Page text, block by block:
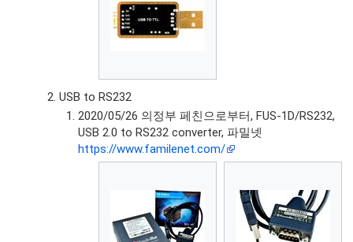
USB to RS232
2020/05/26 의정부 페친으로부터, FUS-1D/RS232,
USB 2.0 to RS232 converter, 파밀넷
https://www.familenet.com/